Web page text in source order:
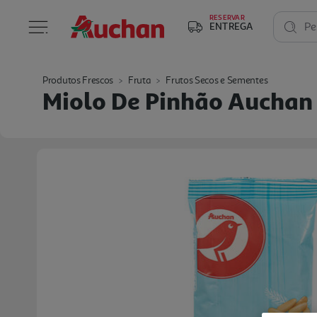
RESERVAR
ENTREGA
Produtos Frescos Fruta Frutos Secos e Sementes
Miolo De Pinhão Auchan